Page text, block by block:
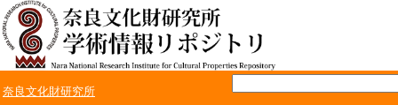
奈良文化財研究所